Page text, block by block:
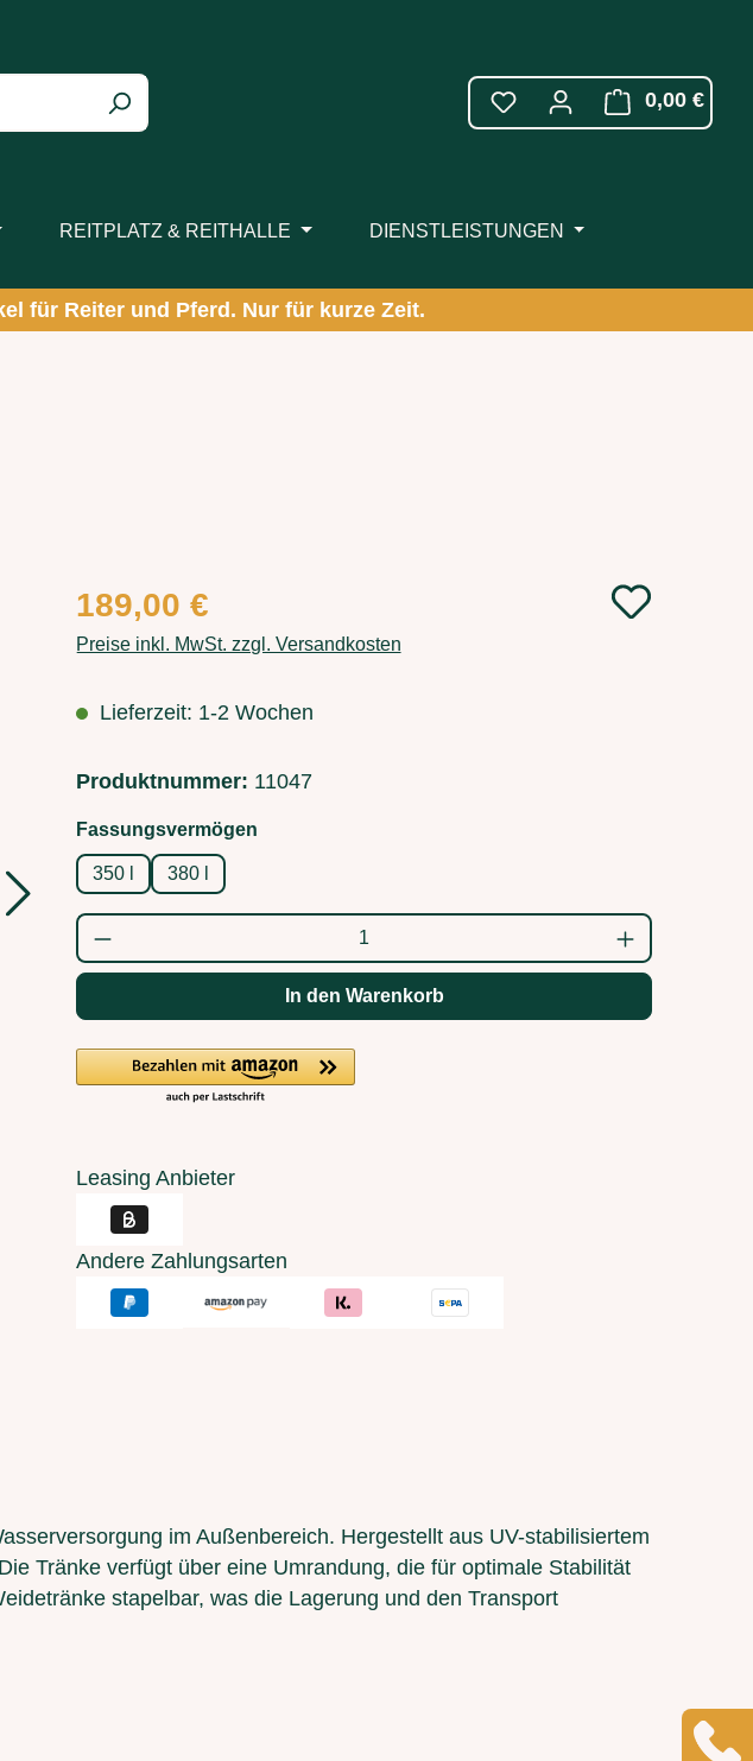
0,00 €
REITPLATZ & REITHALLE DIENSTLEISTUNGEN
für Reiter und Pferd. Nur für kurze Zeit.
Regulärer Preis:
189,00 €
Preise inkl. MwSt. zzgl. Versandkosten
Lieferzeit: 1-2 Wochen
Produktnummer: 11047
Fassungsvermögen
350 l 380 l
Produkt Anzahl: Gib den gewünschten Wert ein
In den Warenkorb
Leasing Anbieter
Andere Zahlungsarten
im Außenbereich. Hergestellt aus UV-stabilisiertem
Tränke verfügt über eine Umrandung, die für optimale Stabilität
stapelbar, was die Lagerung und den Transport